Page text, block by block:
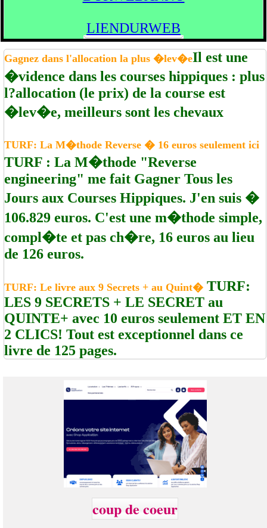
LIENDURWEB
Gagnez dans l'allocation la plus �lev�eIl est une
�vidence dans les courses hippiques : plus
l?allocation (le prix) de la course est
�lev�e, meilleurs sont les chevaux
TURF: La M�thode Reverse � 16 euros seulement ici
TURF : La M�thode "Reverse
engineering" me fait Gagner Tous les
Jours aux Courses Hippiques. J'en suis �
106.829 euros. C'est une m�thode simple,
compl�te et pas ch�re, 16 euros au lieu
de 126 euros.
TURF: Le livre aux 9 Secrets + au Quint� TURF:
LES 9 SECRETS + LE SECRET au
QUINTE+ avec 10 euros seulement ET EN
2 CLICS! Tout est exceptionnel dans ce
livre de 125 pages.
coup de coeur